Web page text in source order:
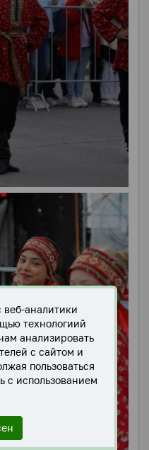
веб-аналитики
технологиий
анализировать
с сайтом и
пользоваться
с использованием